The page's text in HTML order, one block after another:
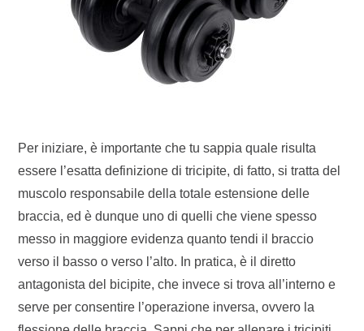
Per iniziare, è importante che tu sappia quale risulta
essere l’esatta definizione di tricipite, di fatto, si tratta del
muscolo responsabile della totale estensione delle
braccia, ed è dunque uno di quelli che viene spesso
messo in maggiore evidenza quanto tendi il braccio
verso il basso o verso l’alto. In pratica, è il diretto
antagonista del bicipite, che invece si trova all’interno e
serve per consentire l’operazione inversa, ovvero la